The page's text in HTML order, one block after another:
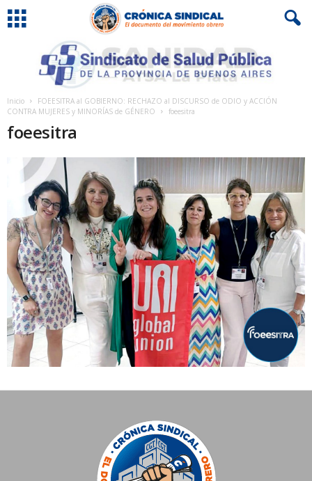
Inicio
FOEESITRA al GOBIERNO: RECHAZO al DISCURSO de ODIO y ACCIÓN
CONTRA MUJERES y MINORÍAS de GÉNERO
foeesitra
foeesitra